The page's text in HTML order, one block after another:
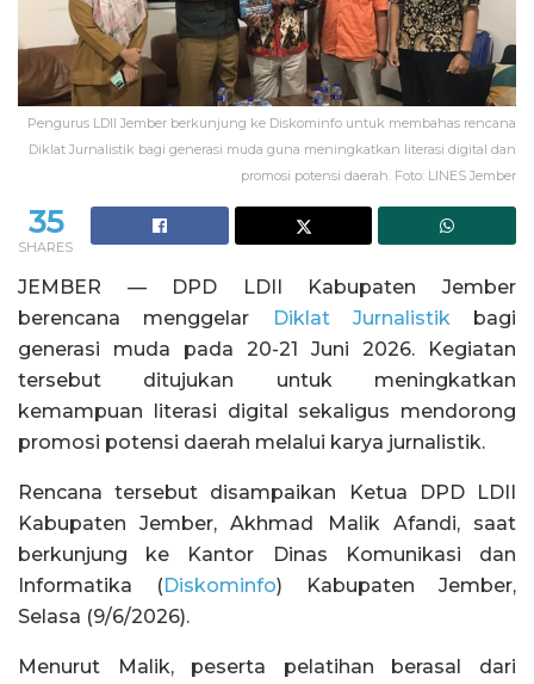
Pengurus LDII Jember berkunjung ke Diskominfo untuk membahas rencana
Diklat Jurnalistik bagi generasi muda guna meningkatkan literasi digital dan
promosi potensi daerah. Foto: LINES Jember
35
SHARES
JEMBER — DPD LDII Kabupaten Jember
berencana menggelar
Diklat Jurnalistikbagi
generasi muda pada 20-21 Juni 2026. Kegiatan
tersebut ditujukan untuk meningkatkan
kemampuan literasi digital sekaligus mendorong
promosi potensi daerah melalui karya jurnalistik.
Rencana tersebut disampaikan Ketua DPD LDII
Kabupaten Jember, Akhmad Malik Afandi, saat
berkunjung ke Kantor Dinas Komunikasi dan
Informatika (Diskominfo) Kabupaten Jember,
Selasa (9/6/2026).
Menurut Malik, peserta pelatihan berasal dari